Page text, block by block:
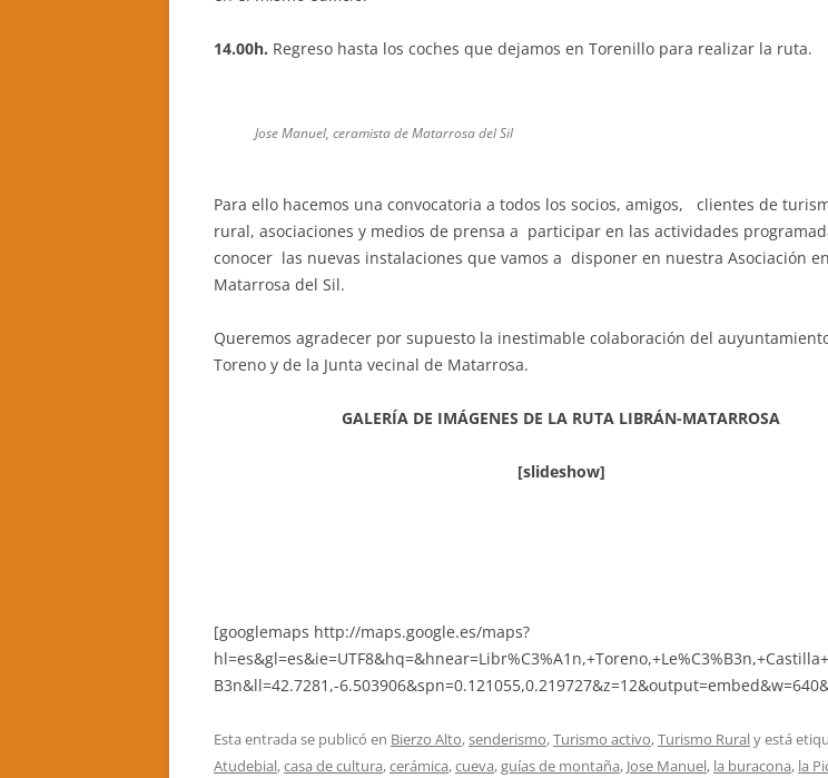
14.00h. Regreso hasta los coches que dejamos en Torenillo para realizar la ruta.
Jose Manuel, ceramista de Matarrosa del Sil
Para ello hacemos una convocatoria a todos los socios, amigos, clientes de
rural, asociaciones y medios de prensa a participar en las actividades
conocer las nuevas instalaciones que vamos a disponer en nuestra Asociación en
Matarrosa del Sil.
Queremos agradecer por supuesto la inestimable colaboración del
Toreno y de la Junta vecinal de Matarrosa.
GALERÍA DE IMÁGENES DE LA RUTA LIBRÁN-MATARROSA
[slideshow]
[googlemaps http://maps.google.es/maps?
B3n&ll=42.7281,-
Esta entrada se publicó en Bierzo Alto,senderismo,Turismo activo,Turismo Ruraly está
Atudebial,casa de cultura,cerámica,cueva,guías de montaña, Jose Manuel, la buracona, la